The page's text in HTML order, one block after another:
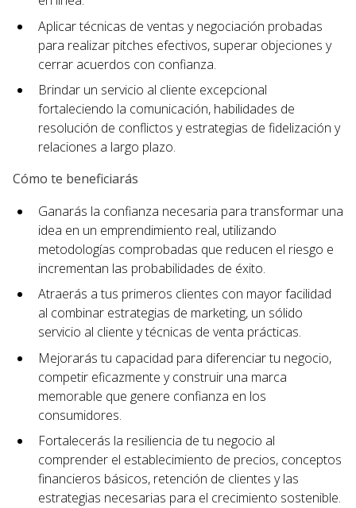
Aplicar técnicas de ventas y negociación probadas
para realizar pitches efectivos, superar objeciones y
cerrar acuerdos con confianza.
Brindar un servicio al cliente excepcional
fortaleciendo la comunicación, habilidades de
resolución de conflictos y estrategias de fidelización y
relaciones a largo plazo.
Cómo te beneficiarás
Ganarás la confianza necesaria para transformar una
idea en un emprendimiento real, utilizando
metodologías comprobadas que reducen el riesgo e
incrementan las probabilidades de éxito.
Atraerás a tus primeros clientes con mayor facilidad
al combinar estrategias de marketing, un sólido
servicio al cliente y técnicas de venta prácticas.
Mejorarás tu capacidad para diferenciar tu negocio,
competir eficazmente y construir una marca
memorable que genere confianza en los
consumidores.
Fortalecerás la resiliencia de tu negocio al
comprender el establecimiento de precios, conceptos
financieros básicos, retención de clientes y las
estrategias necesarias para el crecimiento sostenible.